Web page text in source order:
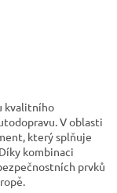
kvalitního
V oblasti
který splňuje
kombinaci
prvků